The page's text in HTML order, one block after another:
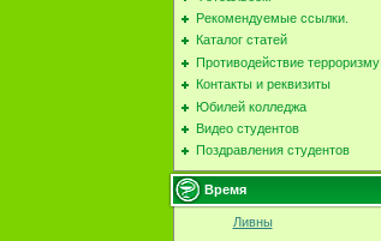
Рекомендуемые ссылки.
Каталог статей
Противодействие терроризму
Контакты и реквизиты
Юбилей колледжа
Видео студентов
Поздравления студентов
Время
Ливны